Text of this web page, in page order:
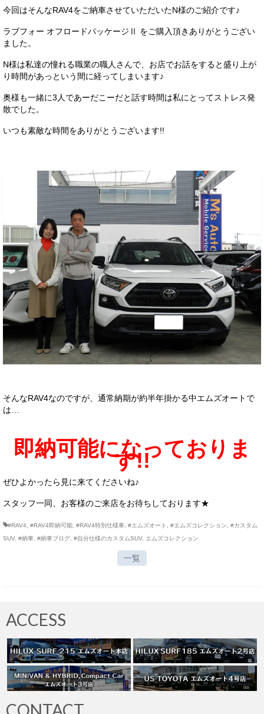
今回はそんなRAV4をご納車させていただいたN様のご紹介です♪
ラブフォー オフロードパッケージⅡ をご購入頂きありがとうござい
ました。
N様は私達の憧れる職業の職人さんで、お店でお話をすると盛り上が
り時間があっという間に経ってしまいます♪
奥様も一緒に3人であーだこーだと話す時間は私にとってストレス発
散でした。
いつも素敵な時間をありがとうございます!!
そんなRAV4なのですが、通常納期が約半年掛かる中エムズオートで
は…
即納可能になっておりま
す!!
ぜひよかったら見に来てくださいね♪
スタッフ一同、お客様のご来店をお待ちしております★
#RAV4, #RAV4即納可能, #RAV4特別仕様車, #エムズオート , #エムズコレクション, #カスタム
SUV, #納車, #納車ブログ, #自分仕様のカスタムSUV, エムズコレクション
一覧
ACCESS
CONTACT